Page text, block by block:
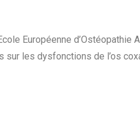
Européenne d’Ostéopathie
sur les dysfonctions de l’os